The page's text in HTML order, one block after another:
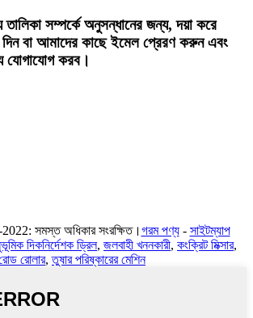
সম্পর্কে অনুসন্ধানের জন্য, দয়া করে
দিন বা আমাদের কাছে ইমেল প্রেরণ করুন এবং
যোগাযোগ করব।
সমস্ত অধিকার সংরক্ষিত। গরম পণ্য- সাইটম্যাপ
দিকনির্দেশক ড্রিল, জলবাহী খননকারী, কংক্রিট মিক্সার,
রোলার,তুষার পরিষ্কারের মেশিন